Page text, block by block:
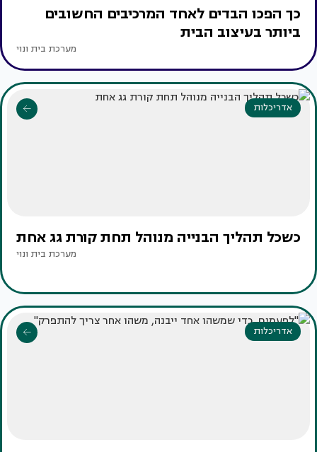
כך הפכו הבדים לאחד המרכיבים החשובים
ביותר בעיצוב הבית
מערכת בית ונוי
אדריכלות
כשכל תהליך הבנייה מנוהל תחת קורת גג אחת
מערכת בית ונוי
אדריכלות